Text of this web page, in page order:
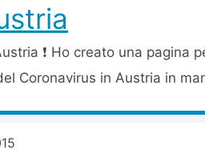
❗️ Ho creato una pagina
Coronavirus in Austria in